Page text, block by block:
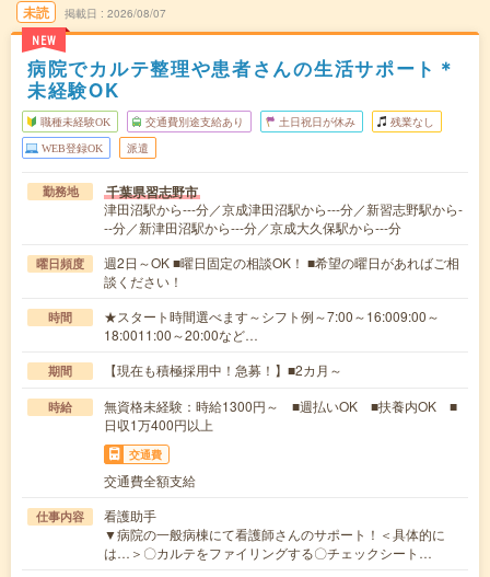
未読
NEW
掲載日 2026/08/07
病院でカルテ整理や患者さんの生活サポート＊
未経験OK
職種未経験OK 交通費別途支給あり 土日祝日が休み 残業なし
WEB登録OK 派遣
勤務地 千葉県習志野市
津田沼駅から---分／京成津田沼駅から---分／新習志野駅から-
--分／新津田沼駅から---分／京成大久保駅から---分
曜日頻度
週2日～OK ■曜日固定の相談OK！ ■希望の曜日があればご相
談ください！
時間
★スタート時間選べます～シフト例～7:00～16:009:00～
18:0011:00～20:00など…
期間 【現在も積極採用中！急募！】■2カ月～
時給
無資格未経験：時給1300円～ ■週払いOK ■扶養内OK ■
日収1万400円以上
交通費
交通費全額支給
仕事内容
看護助手
▼病院の一般病棟にて看護師さんのサポート！＜具体的に
は…＞〇カルテをファイリングする〇チェックシート…